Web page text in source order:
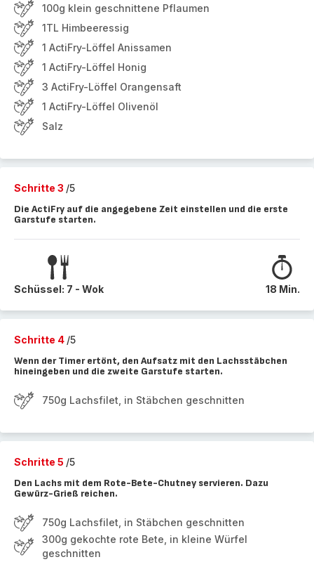
100g klein geschnittene Pflaumen
1TL Himbeeressig
1 ActiFry-Löffel Anissamen
1 ActiFry-Löffel Honig
3 ActiFry-Löffel Orangensaft
1 ActiFry-Löffel Olivenöl
Salz
Schritte 3 /5
Die ActiFry auf die angegebene Zeit einstellen und die erste
Garstufe starten.
Schüssel: 7 - Wok 18 Min.
Schritte 4 /5
Wenn der Timer ertönt, den Aufsatz mit den Lachsstäbchen
hineingeben und die zweite Garstufe starten.
750g Lachsfilet, in Stäbchen geschnitten
Schritte 5 /5
Den Lachs mit dem Rote-Bete-Chutney servieren. Dazu
Gewürz-Grieß reichen.
750g Lachsfilet, in Stäbchen geschnitten
300g gekochte rote Bete, in kleine Würfel
geschnitten